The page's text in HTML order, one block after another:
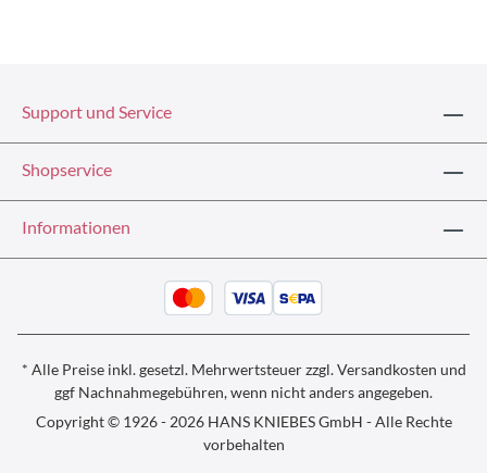
Support und Service
Shopservice
Informationen
* Alle Preise inkl. gesetzl. Mehrwertsteuer zzgl.Versandkosten und
ggf Nachnahmegebühren, wenn nicht anders angegeben.
Copyright © 1926 - 2026 HANS KNIEBES GmbH - Alle Rechte
vorbehalten